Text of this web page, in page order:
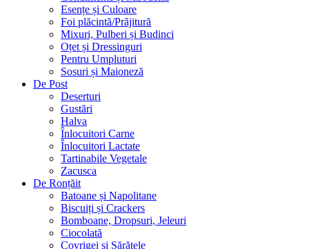
Esențe și Culoare
Foi plăcintă/Prăjitură
Mixuri, Pulberi și Budinci
Oțet și Dressinguri
Pentru Umpluturi
Sosuri și Maioneză
De Post
Deserturi
Gustări
Halva
Înlocuitori Carne
Înlocuitori Lactate
Tartinabile Vegetale
Zacusca
De Ronțăit
Batoane și Napolitane
Biscuiți și Crackers
Bomboane, Dropsuri, Jeleuri
Ciocolată
Covrigei și Sărățele